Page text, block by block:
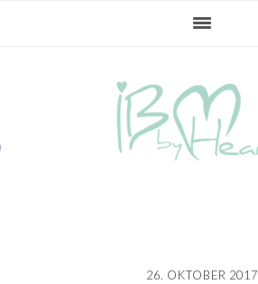
26. OKTOBER 2017